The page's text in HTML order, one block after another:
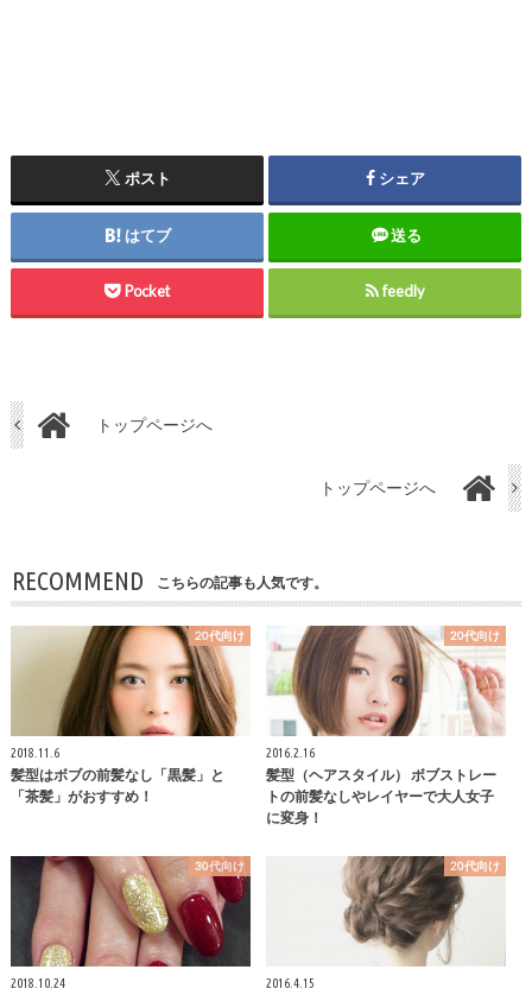
ポスト シェア
はてブ 送る
Pocket feedly
トップページへ
トップページへ
RECOMMEND こちらの記事も人気です。
20代向け
2018.11.6
髪型はボブの前髪なし「黒髪」と
「茶髪」がおすすめ！
20代向け
2016.2.16
髪型（ヘアスタイル） ボブストレー
トの前髪なしやレイヤーで大人女子
に変身！
30代向け
2018.10.24
20代向け
2016.4.15